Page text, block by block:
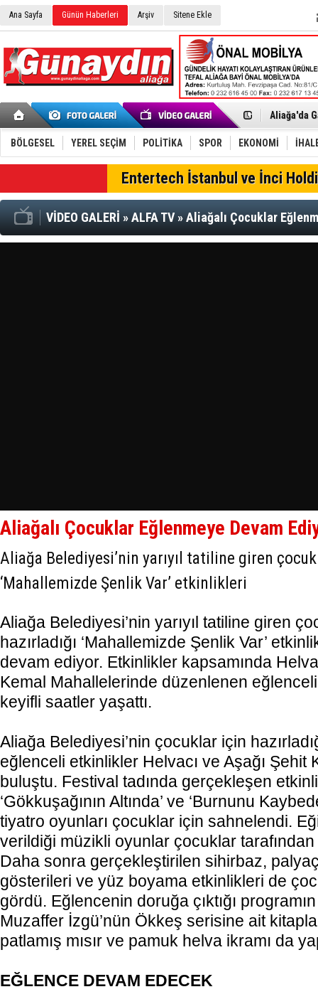
Ana Sayfa Günün Haberleri Arşiv Sitene Ekle
Menemen
Furkan
Chp
AK Parti
SOCAR
Trafiği
Alto,
Aliağa'daki
Dikili'de
BÖLGESEL YEREL SEÇİM POLİTİKA SPOR EKONOMİ
Entertech İstanbul ve İnci
VİDEO GALERİ »ALFA TV»Aliağalı Çocuklar
Aliağalı Çocuklar Eğlenmeye Devam
Aliağa Belediyesi’nin yarıyıl tatiline giren
‘Mahallemizde Şenlik Var’ etkinlikleri
Aliağa Belediyesi’nin yarıyıl tatiline giren
hazırladığı ‘Mahallemizde Şenlik Var’
devam ediyor. Etkinlikler kapsamında
Kemal Mahallelerinde düzenlenen
keyifli saatler yaşattı.
Aliağa Belediyesi’nin çocuklar için
eğlenceli etkinlikler Helvacı ve Aşağı Şehit
buluştu. Festival tadında gerçekleşen
‘Gökkuşağının Altında’ ve ‘Burnunu
tiyatro oyunları çocuklar için sahnelendi.
verildiği müzikli oyunlar çocuklar
Daha sonra gerçekleştirilen sihirbaz,
gösterileri ve yüz boyama etkinlikleri de
gördü. Eğlencenin doruğa çıktığı
Muzaffer İzgü’nün Ökkeş serisine ait
patlamış mısır ve pamuk helva ikramı da
EĞLENCE DEVAM EDECEK